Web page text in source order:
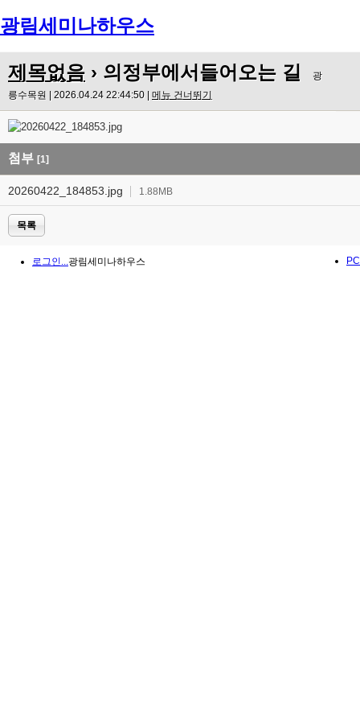
광림세미나하우스
제목없음 › 의정부에서들어오는 길
광
릉수목원 | 2026.04.24 22:44:50 | 메뉴 건너뛰기
첨부 [1]
20260422_184853.jpg 1.88MB
목록
로그인... PC
광림세미나하우스